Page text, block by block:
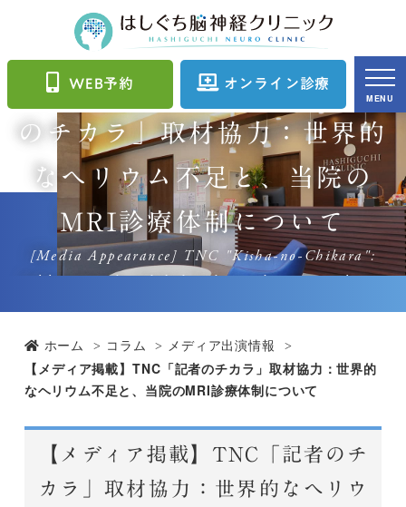
【メディア掲載】TNC「記者
のチカラ」取材協力：世界的
なヘリウム不足と、当院の
MRI診療体制について
[Media Appearance] TNC "Kisha-no-Chikara":
Addressing the Global Helium Shortage and Our
WEB予約 オンライン診療
MENU
ホーム コラム
メディア出演情報
【メディア掲載】TNC「記者のチカラ」取材協力：世界的
なヘリウム不足と、当院のMRI診療体制について
【メディア掲載】TNC「記者のチ
カラ」取材協力：世界的なヘリウ